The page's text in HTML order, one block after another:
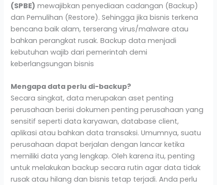
(SPBE) mewajibkan penyediaan cadangan (Backup)
dan Pemulihan (Restore). Sehingga jika bisnis terkena
bencana baik alam, terserang virus/malware atau
bahkan perangkat rusak. Backup data menjadi
kebutuhan wajib dari pemerintah demi
keberlangsungan bisnis
Mengapa data perlu di-backup?
Secara singkat, data merupakan aset penting
perusahaan berisi dokumen penting perusahaan yang
sensitif seperti data karyawan, database client,
aplikasi atau bahkan data transaksi. Umumnya, suatu
perusahaan dapat berjalan dengan lancar ketika
memiliki data yang lengkap. Oleh karena itu, penting
untuk melakukan backup secara rutin agar data tidak
rusak atau hilang dan bisnis tetap terjadi. Anda perlu